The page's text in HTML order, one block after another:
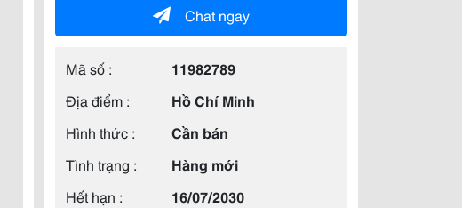
Chat ngay
Mã số :
11982789
Địa điểm :
Hồ Chí Minh
Hình thức :
Cần bán
Tình trạng :
Hàng mới
Hết hạn :
16/07/2030